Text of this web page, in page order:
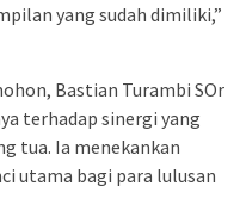
yang sudah dimiliki,”
Bastian Turambi SOr
terhadap sinergi yang
tua. Ia menekankan
utama bagi para lulusan